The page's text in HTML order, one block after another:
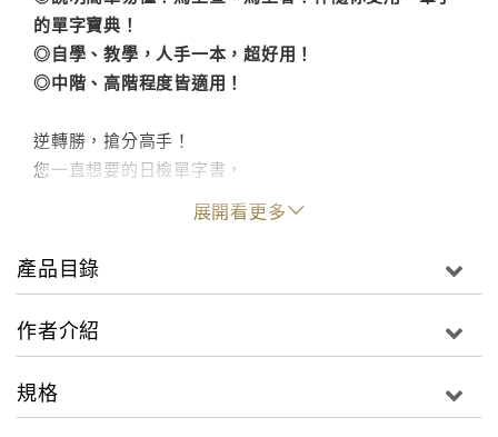
的單字寶典！
◎自學、教學，人手一本，超好用！
◎中階、高階程度皆適用！
逆轉勝，搶分高手！
您一直想要的日檢單字書，
「精修版」N1,N2必背單字大集合，隆重登場了！
以絕對合格為目標，我們精修、精修再精修！
從中階～高階，從懂了～精通，都在這1本！
根據新制規格，由日籍金牌教師群所精選高出題率單
展開看更多
產品目錄
作者介紹
規格